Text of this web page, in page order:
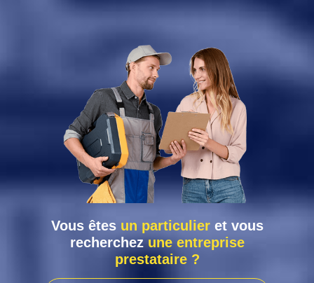
Vous êtes un particulieret vous
recherchezune entreprise
prestataire ?